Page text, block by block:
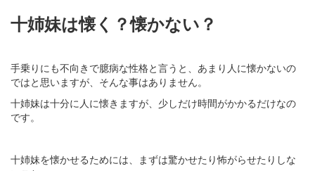
十姉妹は懐く？懐かない？
手乗りにも不向きで臆病な性格と言うと、あまり人に懐かないの
ではと思いますが、そんな事はありません。
十姉妹は十分に人に懐きますが、少しだけ時間がかかるだけなの
です。
十姉妹を懐かせるためには、まずは驚かせたり怖がらせたりしな